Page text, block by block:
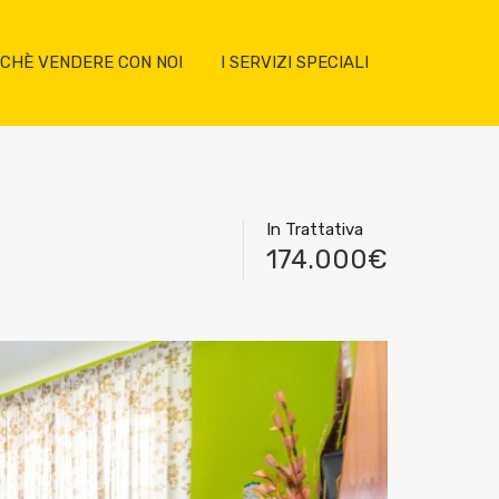
VENDERE CON NOI I SERVIZI SPECIALI
In Trattativa
174.000€